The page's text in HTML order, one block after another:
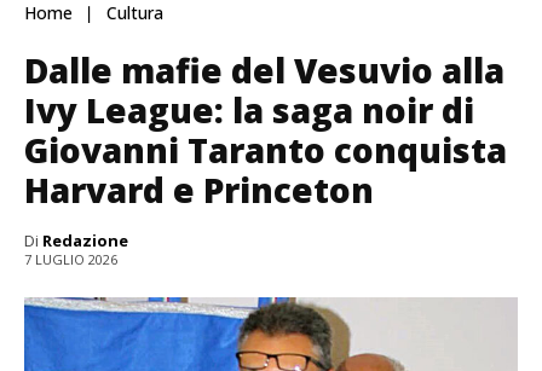
Home Cultura
Dalle mafie del Vesuvio alla
Ivy League: la saga noir di
Giovanni Taranto conquista
Harvard e Princeton
Di Redazione
7 LUGLIO 2026